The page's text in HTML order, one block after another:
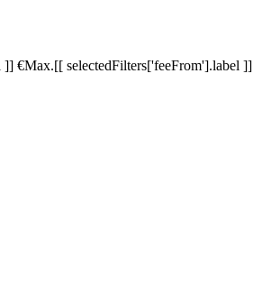
]] €Max.[[ selectedFilters['feeFrom'].label ]]